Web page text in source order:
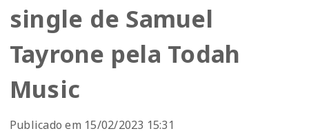
single de Samuel
Tayrone pela Todah
Music
Publicado em 15/02/2023 15:31